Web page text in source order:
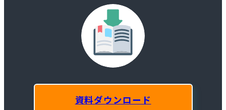
資料ダウンロード